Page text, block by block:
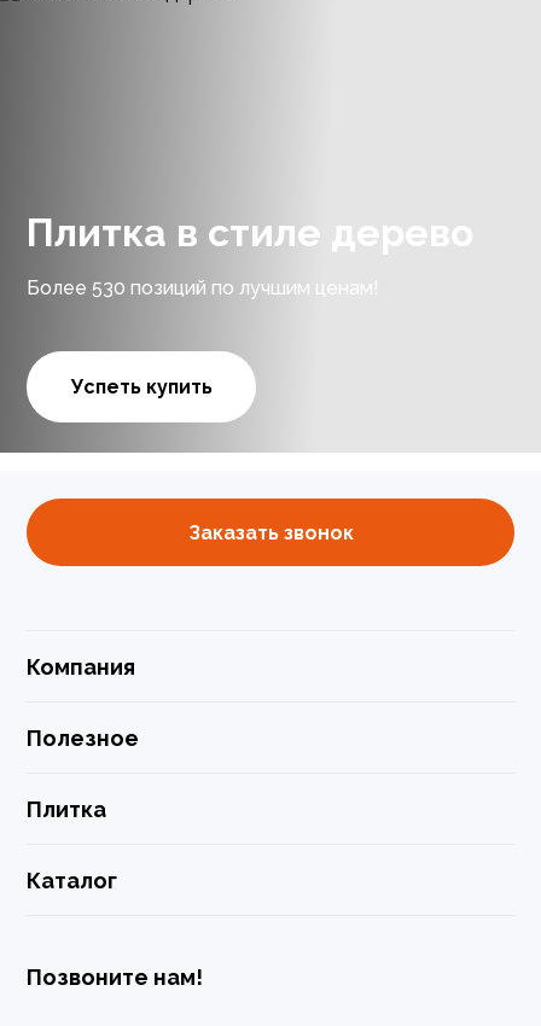
Плитка в стиле дерево
Успеть купить
Более 530 позиций по лучшим ценам!
Заказать звонок
Компания
Полезное
Плитка
Каталог
Позвоните нам!